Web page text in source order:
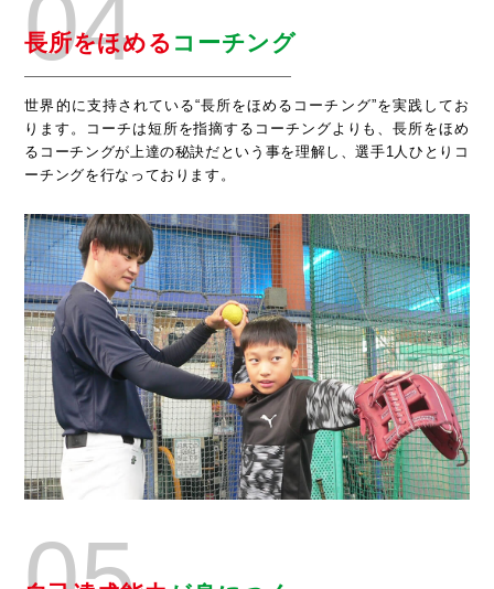
04
長所をほめる コーチング
世界的に支持されている“長所をほめるコーチング”を実践してお
ります。コーチは短所を指摘するコーチングよりも、長所をほめ
るコーチングが上達の秘訣だという事を理解し、選手1人ひとりコ
ーチングを行なっております。